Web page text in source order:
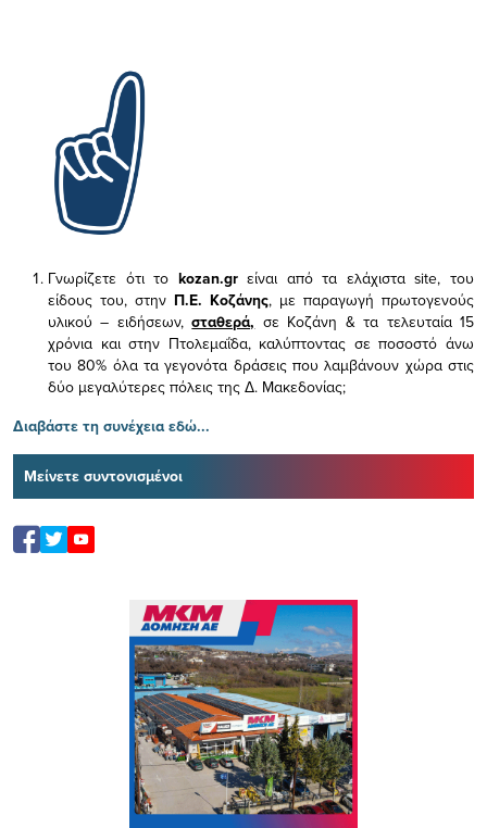
Γνωρίζετε ότι το kozan.gr είναι από τα ελάχισταsite, του
είδους του, στην Π.Ε. Κοζάνης, με παραγωγή πρωτογενούς
υλικού – ειδήσεων,σταθερά, σε Κοζάνη & τα τελευταία 15
χρόνια και στην Πτολεμαΐδα, καλύπτοντας σε ποσοστό άνω
του 80% όλα τα γεγονότα δράσεις που λαμβάνουν χώρα στις
δύο μεγαλύτερες πόλεις της Δ. Μακεδονίας;
Διαβάστε τη συνέχεια εδώ...
Μείνετε συντονισμένοι